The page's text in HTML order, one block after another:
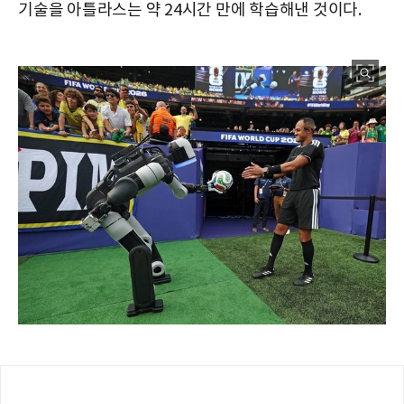
기술을 아틀라스는 약 24시간 만에 학습해낸 것이다.